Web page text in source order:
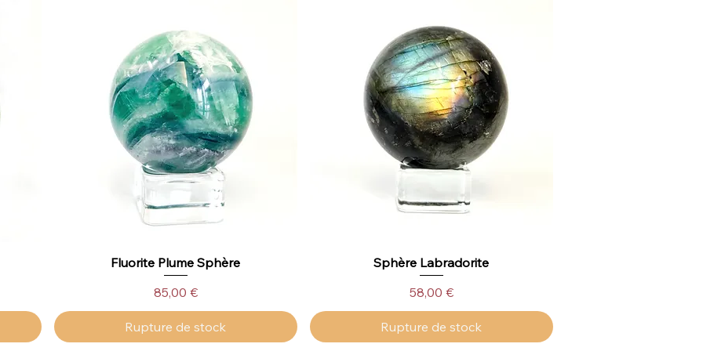
Aperçu rapide
Fluorite Plume Sphère
Prix
85,00 €
Rupture de stock
Aperçu rapide
Sphère Labradorite
Prix
58,00 €
Rupture de stock